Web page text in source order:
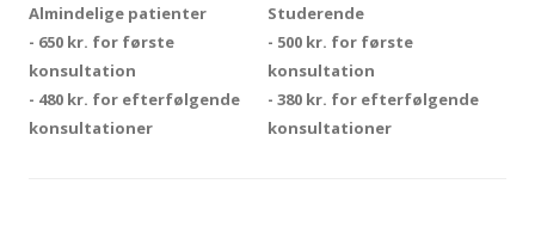
Almindelige patienter
- 650 kr. for første
konsultation
- 480 kr. for efterfølgende
konsultationer
Studerende
- 500 kr. for første
konsultation
- 380 kr. for efterfølgende
konsultationer